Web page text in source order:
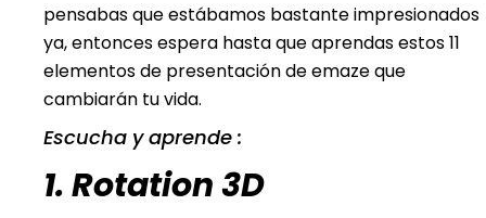
pensabas que estábamos bastante impresionados
ya, entonces espera hasta que aprendas estos 11
elementos de presentación de emaze que
cambiarán tu vida.
Escucha y aprende :
1. Rotation 3D